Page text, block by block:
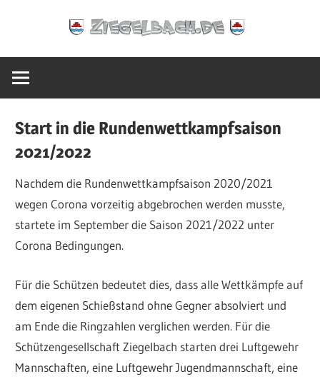
Ziegelbach.de
Start in die Rundenwettkampfsaison
2021/2022
Nachdem die Rundenwettkampfsaison 2020/2021
wegen Corona vorzeitig abgebrochen werden musste,
startete im September die Saison 2021/2022 unter
Corona Bedingungen.
Für die Schützen bedeutet dies, dass alle Wettkämpfe auf
dem eigenen Schießstand ohne Gegner absolviert und
am Ende die Ringzahlen verglichen werden. Für die
Schützengesellschaft Ziegelbach starten drei Luftgewehr
Mannschaften, eine Luftgewehr Jugendmannschaft, eine